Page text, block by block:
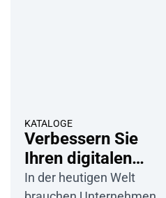
KATALOGE
Verbessern Sie
Ihren digitalen
Katalog mit
In der heutigen Welt